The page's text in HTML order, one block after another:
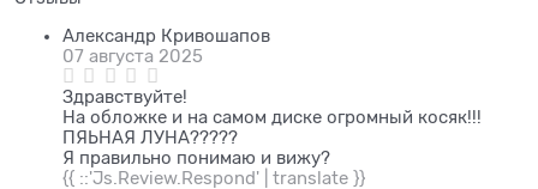
Александр Кривошапов
07 августа 2025
Здравствуйте!
На обложке и на самом диске огромный косяк!!!
ПЯЬНАЯ ЛУНА?????
Я правильно понимаю и вижу?
{{ ::'Js.Review.Respond' | translate }}